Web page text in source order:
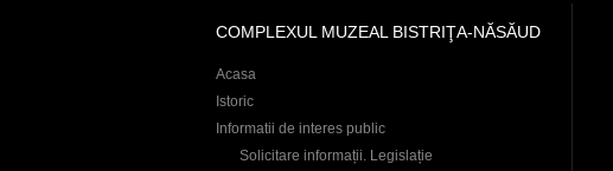
COMPLEXUL MUZEAL BISTRIŢA-NĂSĂUD
Acasa
Istoric
Informatii de interes public
Solicitare informații. Legislație